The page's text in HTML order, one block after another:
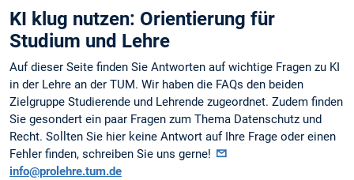
KI klug nutzen: Orientierung für
Studium und Lehre
Auf dieser Seite finden Sie Antworten auf wichtige Fragen zu KI
in der Lehre an der TUM. Wir haben die FAQs den beiden
Zielgruppe Studierende und Lehrende zugeordnet. Zudem finden
Sie gesondert ein paar Fragen zum Thema Datenschutz und
Recht. Sollten Sie hier keine Antwort auf Ihre Frage oder einen
Fehler finden, schreiben Sie uns gerne!
info@prolehre.tum.de